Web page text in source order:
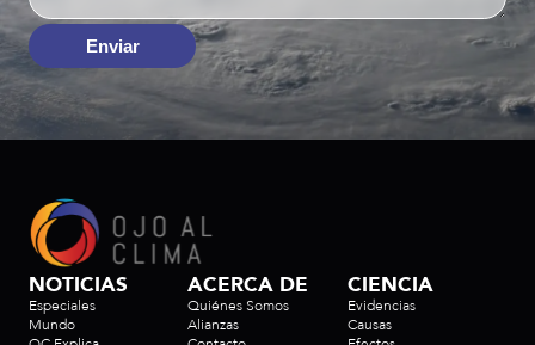
Enviar
NOTICIAS
Especiales
Mundo
CIENCIA
Evidencias
Causas
ACERCA DE
Quiénes Somos
Alianzas